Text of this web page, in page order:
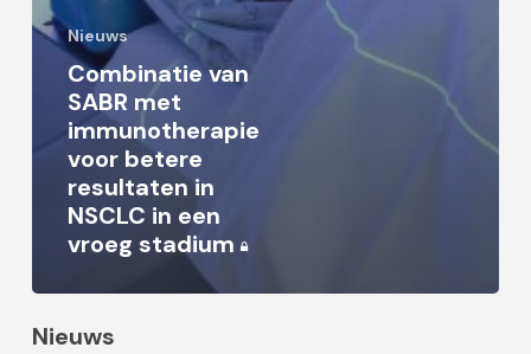
Nieuws
Combinatie van
SABR met
immunotherapie
voor betere
resultaten in
NSCLC in een
vroeg stadium
Nieuws